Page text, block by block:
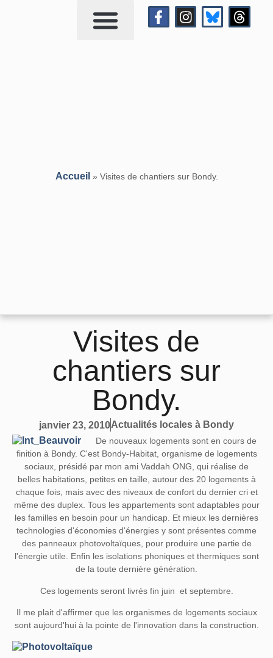
Accueil » Visites de chantiers sur Bondy.
Visites de
chantiers sur
Bondy.
janvier 23, 2010Actualités locales à Bondy
De nouveaux logements sont en cours de
finition à Bondy. C'est Bondy-Habitat, organisme de logements
sociaux, présidé par mon ami Vaddah ONG, qui réalise de
belles habitations, petites en taille, autour des 20 logements à
chaque fois, mais avec des niveaux de confort du dernier cri et
même des duplex. Tous les appartements sont adaptables pour
les familles en besoin pour un handicap. Et mieux les dernières
technologies d'économies d'énergies y sont présentes comme
des panneaux photovoltaïques, pour produire une partie de
l'énergie utile. Enfin les isolations phoniques et thermiques sont
de la toute dernière génération.
Ces logements seront livrés fin juin et septembre.
Il me plait d'affirmer que les organismes de logements sociaux
sont aujourd'hui à la pointe de l'innovation dans la construction.